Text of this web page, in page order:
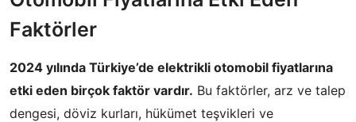
Faktörler
2024 yılında Türkiye’de elektrikli otomobil fiyatlarına
etki eden birçok faktör vardır. Bu faktörler, arz ve talep
dengesi, döviz kurları, hükümet teşvikleri ve